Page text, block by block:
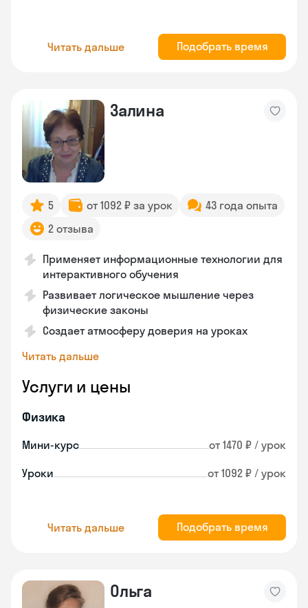
Читать дальше Подобрать время
Залина
5 от 1092 ₽ за урок
43 года опыта
2 отзыва
Применяет информационные технологии для
интерактивного обучения
Развивает логическое мышление через
физические законы
Создает атмосферу доверия на уроках
Читать дальше
Услуги и цены
Физика
Мини-курс от 1470 ₽ / урок
Уроки от 1092 ₽ / урок
Читать дальше Подобрать время
Ольга